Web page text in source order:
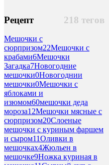
218 тегов
Рецепт
Мешочки с
сюрпризом22Мешочки с
крабами6Мешочки
Загадка7Новогодние
мешочки0Новогоднии
мешочки0Мешочки с
яблоками и
изюмом60мешочки деда
мороза12Мешочки мясные с
сюрпризом20Слоеные
мешочки с куриным фаршем
и сыром11Оливки в
мешочках4Жюльен в
мешочке9Ножка куриная в